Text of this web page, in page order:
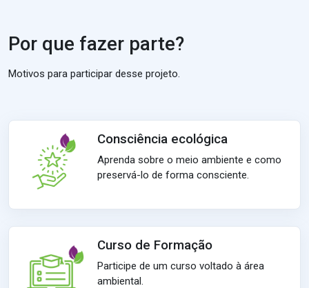
Por que fazer parte?
Motivos para participar desse projeto.
Consciência ecológica
Aprenda sobre o meio ambiente e como
preservá-lo de forma consciente.
Curso de Formação
Participe de um curso voltado à área
ambiental.